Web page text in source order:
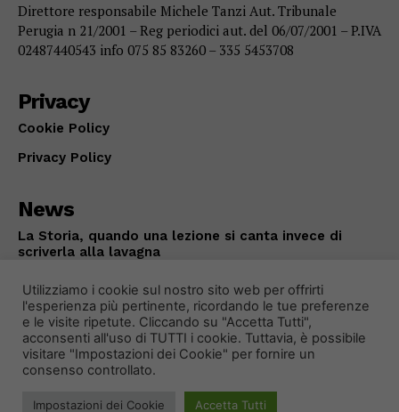
Direttore responsabile Michele Tanzi Aut. Tribunale
Perugia n 21/2001 – Reg periodici aut. del 06/07/2001 – P.IVA
02487440543 info 075 85 83260 – 335 5453708
Privacy
Cookie Policy
Privacy Policy
News
La Storia, quando una lezione si canta invece di
scriverla alla lavagna
Utilizziamo i cookie sul nostro sito web per offrirti
l'esperienza più pertinente, ricordando le tue preferenze
e le visite ripetute. Cliccando su "Accetta Tutti",
acconsenti all'uso di TUTTI i cookie. Tuttavia, è possibile
visitare "Impostazioni dei Cookie" per fornire un
consenso controllato.
Impostazioni dei Cookie Accetta Tutti